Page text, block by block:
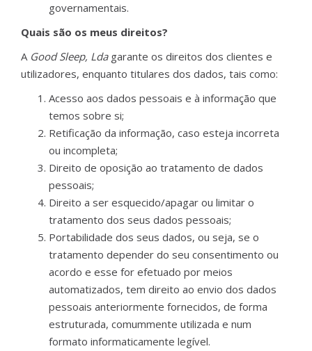
governamentais.
Quais são os meus direitos?
A Good Sleep, Ldagarante os direitos dos clientes e
utilizadores, enquanto titulares dos dados, tais como:
Acesso aos dados pessoais e à informação que
temos sobre si;
Retificação da informação, caso esteja incorreta
ou incompleta;
Direito de oposição ao tratamento de dados
pessoais;
Direito a ser esquecido/apagar ou limitar o
tratamento dos seus dados pessoais;
Portabilidade dos seus dados, ou seja, se o
tratamento depender do seu consentimento ou
acordo e esse for efetuado por meios
automatizados, tem direito ao envio dos dados
pessoais anteriormente fornecidos, de forma
estruturada, comummente utilizada e num
formato informaticamente legível.